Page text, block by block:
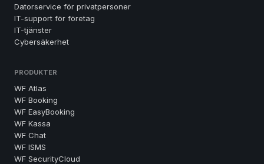
Datorservice för privatpersoner
IT-support för företag
IT-tjänster
Cybersäkerhet
PRODUKTER
WF Atlas
WF Booking
WF EasyBooking
WF Kassa
WF Chat
WF ISMS
WF SecurityCloud